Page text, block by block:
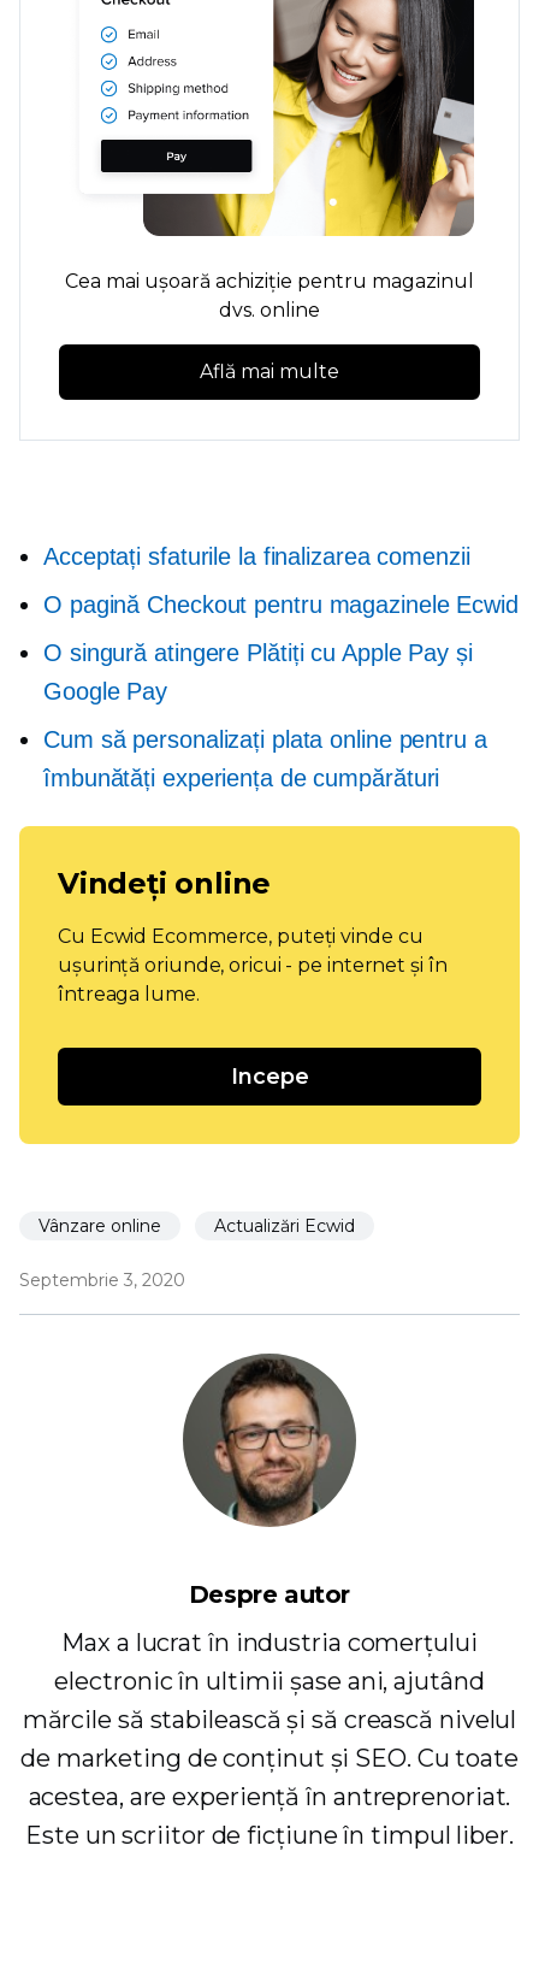
Cea mai ușoară achiziție pentru magazinul
dvs. online
Află mai multe
Acceptați sfaturile la finalizarea comenzii
O pagină Checkout pentru magazinele Ecwid
O singură atingere Plătiți cu Apple Pay și
Google Pay
Cum să personalizați plata online pentru a
îmbunătăți experiența de cumpărături
Vindeți online
Cu Ecwid Ecommerce, puteți vinde cu
ușurință oriunde, oricui - pe internet și în
întreaga lume.
Incepe
Vânzare online Actualizări Ecwid
Septembrie 3, 2020
Despre autor
Max a lucrat în industria comerțului
electronic în ultimii șase ani, ajutând
mărcile să stabilească și să crească nivelul
de marketing de conținut și SEO. Cu toate
acestea, are experiență în antreprenoriat.
Este un scriitor de ficțiune în timpul liber.